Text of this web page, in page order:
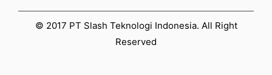
© 2017 PT Slash Teknologi Indonesia. All Right
Reserved